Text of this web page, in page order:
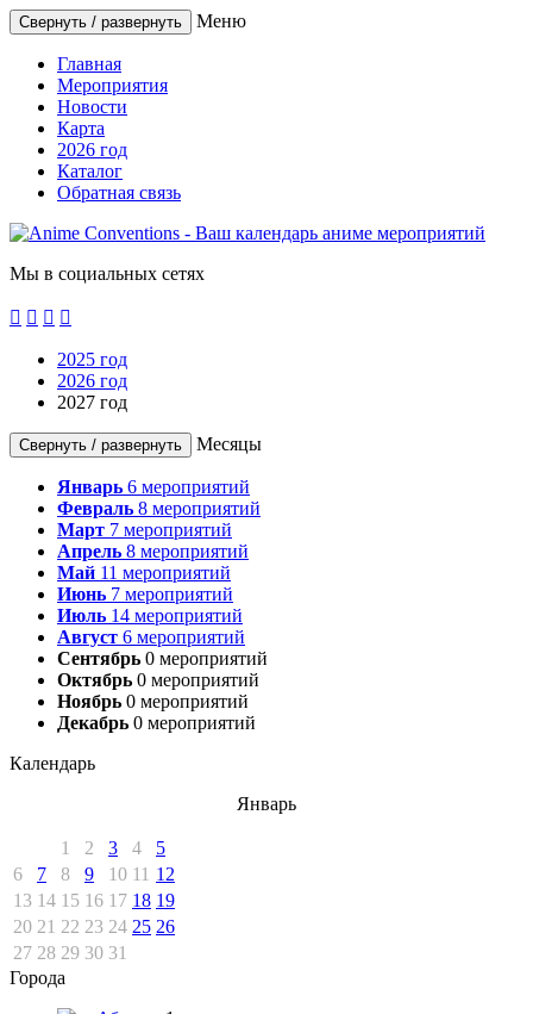
Свернуть / развернуть Меню
Главная
Мероприятия
Новости
Карта
2026 год
Каталог
Обратная связь
Мы в социальных сетях
   
2025 год
2026 год
2027 год
Свернуть / развернуть Месяцы
Январь 6 мероприятий
Февраль 8 мероприятий
Март 7 мероприятий
Апрель 8 мероприятий
Май 11 мероприятий
Июнь 7 мероприятий
Июль 14 мероприятий
Август 6 мероприятий
Сентябрь 0 мероприятий
Октябрь 0 мероприятий
Ноябрь 0 мероприятий
Декабрь 0 мероприятий
Календарь
Январь
1 2 3 4
5
6
7 8 9 10 11 12
13 14 15 16 17 18 19
20 21 22 23 24 25 26
27 28 29 30 31
Города